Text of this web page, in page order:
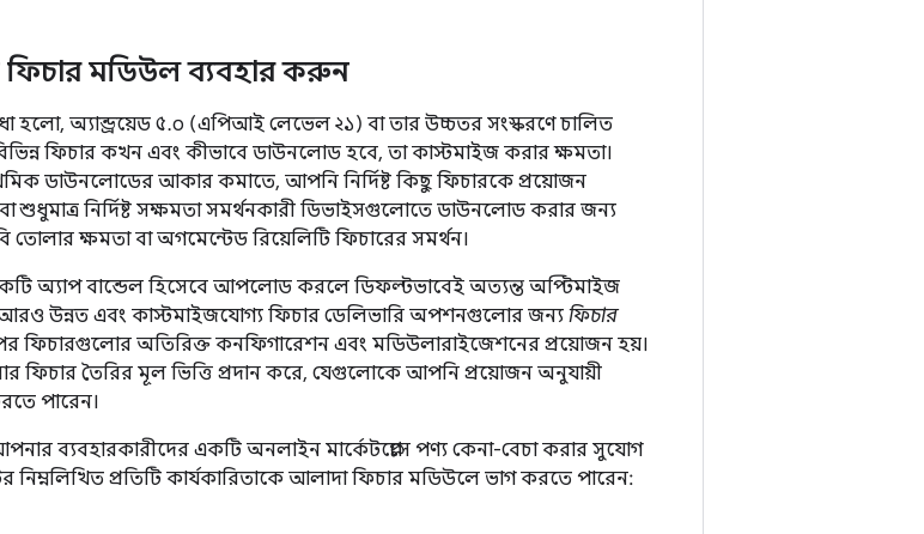
ফিচার মডিউল ব্যবহার করুন
হলো, অ্যান্ড্রয়েড ৫.০ (এপিআই লেভেল ২১) বা তার উচ্চতর সংস্করণে চালিত
ফিচার কখন এবং কীভাবে ডাউনলোড হবে, তা কাস্টমাইজ করার ক্ষমতা।
ডাউনলোডের আকার কমাতে, আপনি নির্দিষ্ট কিছু ফিচারকে প্রয়োজন
নির্দিষ্ট সক্ষমতা সমর্থনকারী ডিভাইসগুলোতে ডাউনলোড করার জন্য
ক্ষমতা বা অগমেন্টেড রিয়েলিটি ফিচারের সমর্থন।
অ্যাপ বান্ডেল হিসেবে আপলোড করলে ডিফল্টভাবেই অত্যন্ত অপ্টিমাইজ
উন্নত এবং কাস্টমাইজযোগ্য ফিচার ডেলিভারি অপশনগুলোর জন্যফিচার
ফিচারগুলোর অতিরিক্ত কনফিগারেশন এবং মডিউলারাইজেশনের প্রয়োজন হয়।
ফিচার তৈরির মূল ভিত্তি প্রদান করে, যেগুলোকে আপনি প্রয়োজন অনুযায়ী
পারেন।
ব্যবহারকারীদের একটি অনলাইন মার্কেটপ্লেসে পণ্য কেনা-বেচা করার সুযোগ
নিম্নলিখিত প্রতিটি কার্যকারিতাকে আলাদা ফিচার মডিউলে ভাগ করতে পারেন: